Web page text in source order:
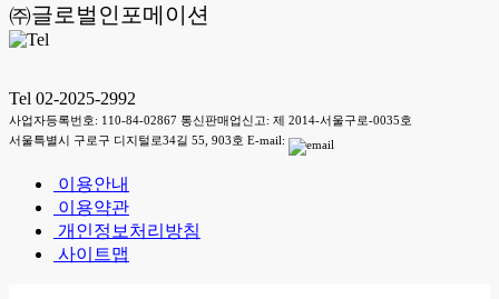
㈜글로벌인포메이션
Tel 02-2025-2992
사업자등록번호: 110-84-02867 통신판매업신고: 제 2014-서울구로-0035호
서울특별시 구로구 디지털로34길 55, 903호 E-mail:
이용안내
이용약관
개인정보처리방침
사이트맵